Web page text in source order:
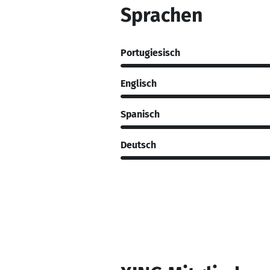
Sprachen
Portugiesisch
Englisch
Spanisch
Deutsch